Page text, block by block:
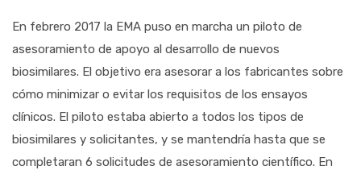
En febrero 2017 la EMA puso en marcha un piloto de
asesoramiento de apoyo al desarrollo de nuevos
biosimilares. El objetivo era asesorar a los fabricantes sobre
cómo minimizar o evitar los requisitos de los ensayos
clínicos. El piloto estaba abierto a todos los tipos de
biosimilares y solicitantes, y se mantendría hasta que se
completaran 6 solicitudes de asesoramiento científico. En